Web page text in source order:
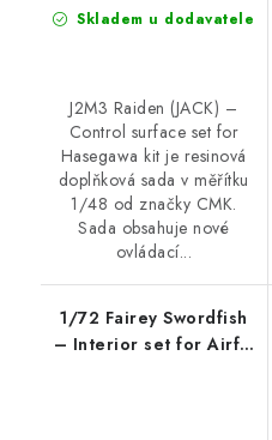
Skladem u dodavatele
J2M3 Raiden (JACK) –
Control surface set for
Hasegawa kit je resinová
doplňková sada v měřítku
1/48 od značky CMK.
Sada obsahuje nové
ovládací...
1/72 Fairey Swordfish
– Interior set for Airfix